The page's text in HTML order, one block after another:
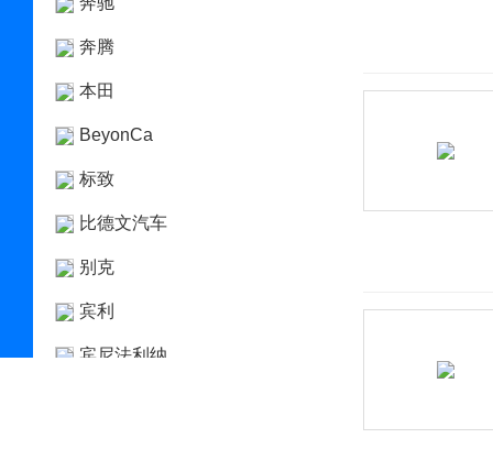
奔腾
本田
BeyonCa
标致
比德文汽车
别克
宾利
宾尼法利纳